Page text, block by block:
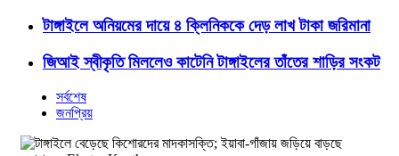
টাঙ্গাইলে অনিয়মের দায়ে ৪ ক্লিনিককে দেড় লাখ টাকা জরিমানা
জিআই স্বীকৃতি মিললেও কাটেনি টাঙ্গাইলের তাঁতের শাড়ির সংকট
সর্বশেষ
জনপ্রিয়